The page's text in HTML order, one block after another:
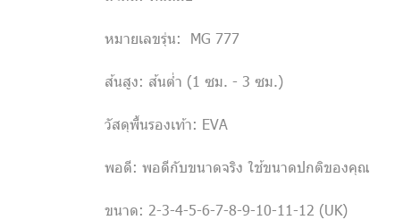
หมายเลขรุ่น: MG 777
ส้นสูง: ส้นต่ำ (1 ซม. - 3 ซม.)
วัสดุพื้นรองเท้า: EVA
พอดี: พอดีกับขนาดจริง ใช้ขนาดปกติของคุณ
ขนาด: 2-3-4-5-6-7-8-9-10-11-12 (UK)